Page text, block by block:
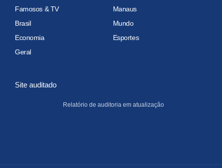
Famosos & TV
Manaus
Brasil
Mundo
Economia
Esportes
Geral
Site auditado
Relatório de auditoria em atualização